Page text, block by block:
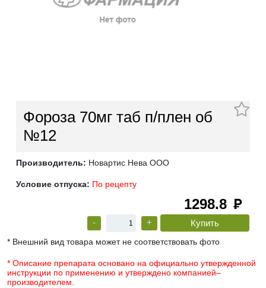
Фороза 70мг таб п/плен об
№12
Производитель: Новартис Нева ООО
Условие отпуска: По рецепту
1298.8 руб
- +
* Внешний вид товара может не соответствовать фото
* Описание препарата основано на официально утвержденной
инструкции по применению и утверждено компанией–
производителем.